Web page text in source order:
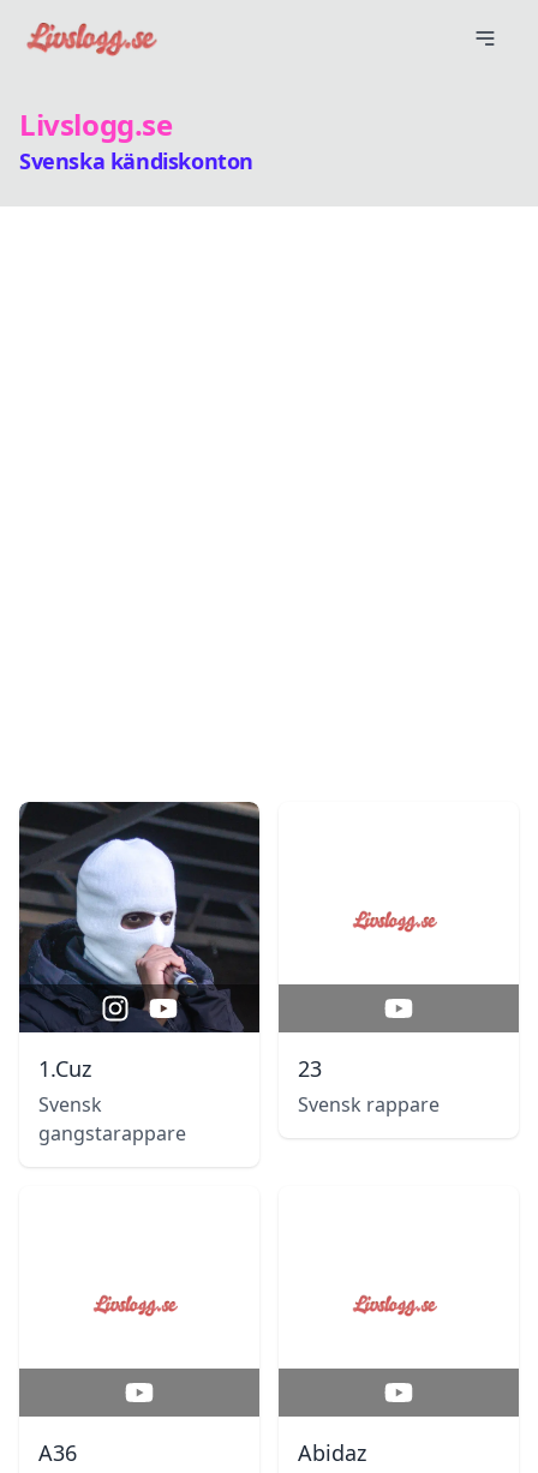
Livslogg.se
Svenska kändiskonton
1.Cuz
Svensk
gangstarappare
23
Svensk rappare
A36 Abidaz